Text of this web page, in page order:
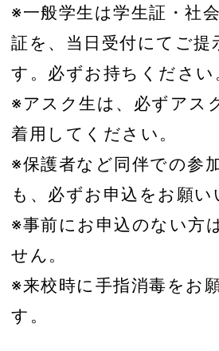
※一般学生は学生証・社
証を、当日受付にてご提
す。必ずお持ちください
※アスク生は、必ずアス
着用してください。
※保護者など同伴での参
も、必ずお申込をお願い
※事前にお申込のない方
せん。
※来校時に手指消毒をお
す。